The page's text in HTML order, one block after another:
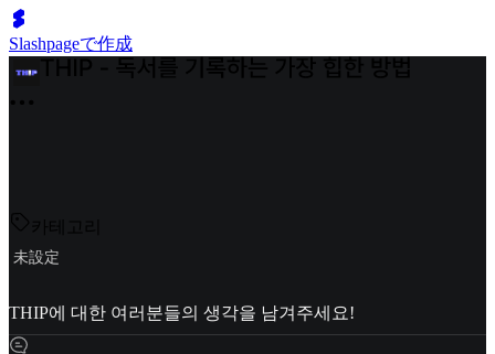
Slashpageで作成
카테고리
未設定
THIP에 대한 여러분들의 생각을 남겨주세요!